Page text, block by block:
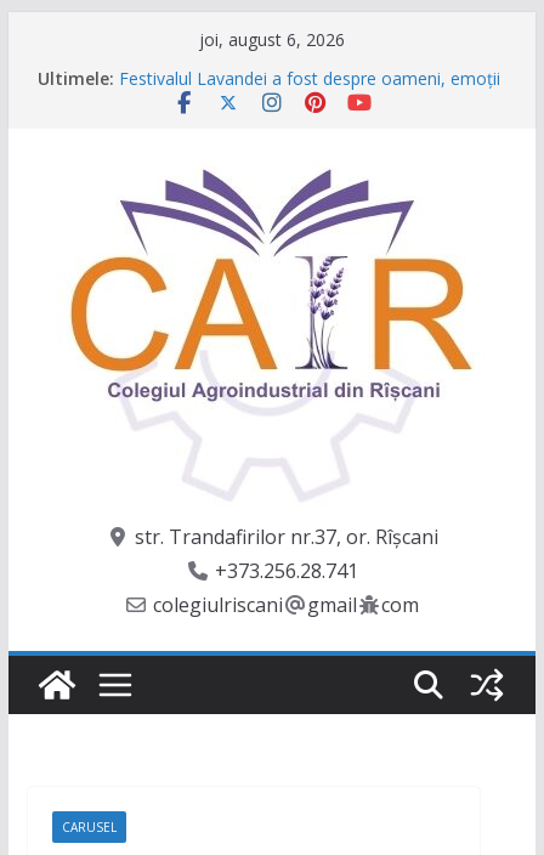
joi, august 6, 2026
Ultimele: Festivalul Lavandei a fost despre oameni, emoții
și clipe de neuitat!
Caravana Profesiilor – Invatamantul Dual în
acțiune!
Târgul regional „Viitorul e AgriCOOL”
Un capitol se încheie, iar un viitor plin de
oportunități începe!
str. Trandafirilor nr.37, or. Rîşcani
+373.256.28.741
colegiulriscani
gmail com
CARUSEL